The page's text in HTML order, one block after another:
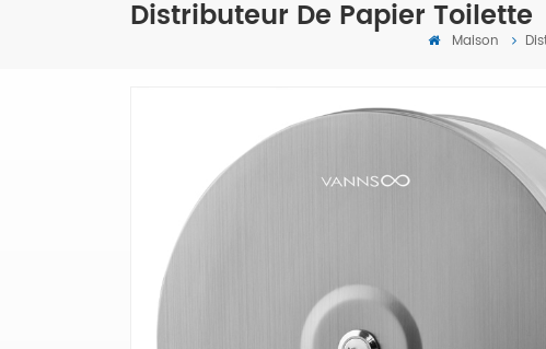
Distributeur De Papier Toilette
Maison